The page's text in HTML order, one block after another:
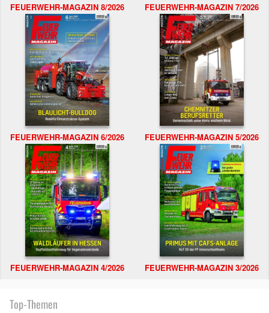
FEUERWEHR-MAGAZIN 8/2026 FEUERWEHR-MAGAZIN 7/2026
FEUERWEHR-MAGAZIN 6/2026 FEUERWEHR-MAGAZIN 5/2026
FEUERWEHR-MAGAZIN 4/2026 FEUERWEHR-MAGAZIN 3/2026
Top-Themen